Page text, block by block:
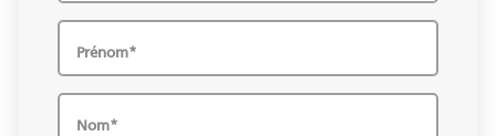
Prénom*
Nom*